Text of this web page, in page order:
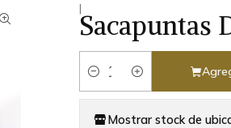
|
Sacapuntas
Cantidad
Mostrar stock de